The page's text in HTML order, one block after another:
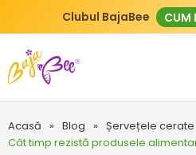
Clubul BajaBee CUM
Acasă » Blog » Șervețele cerate
Cât timp rezistă produsele